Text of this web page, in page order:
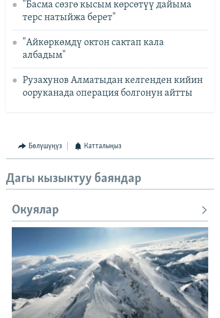
"Басма сөзгө кысым көрсөтүү дайыма
терс натыйжа берет"
"Айкөркөмдү октон сактап кала
албадым"
Рузахунов Алматыдан келгенден кийин
ооруканада операция болгонун айтты
Бөлүшүңүз Катталыңыз
Дагы кызыктуу баяндар
Окуялар